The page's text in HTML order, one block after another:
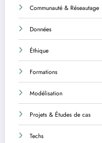
Communauté & Réseautage
Données
Éthique
Formations
Modélisation
Projets & Études de cas
Techs